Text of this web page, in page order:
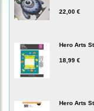
22,00 €
Hero Arts
18,99 €
Hero Arts